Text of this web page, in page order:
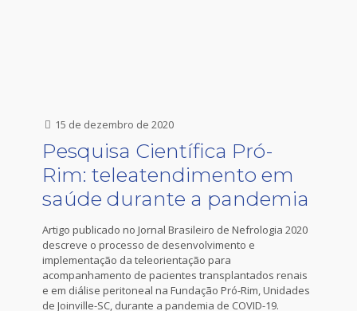
15 de dezembro de 2020
Pesquisa Científica Pró-
Rim: teleatendimento em
saúde durante a pandemia
Artigo publicado no Jornal Brasileiro de Nefrologia 2020
descreve o processo de desenvolvimento e
implementação da teleorientação para
acompanhamento de pacientes transplantados renais
e em diálise peritoneal na Fundação Pró-Rim, Unidades
de Joinville-SC, durante a pandemia de COVID-19.